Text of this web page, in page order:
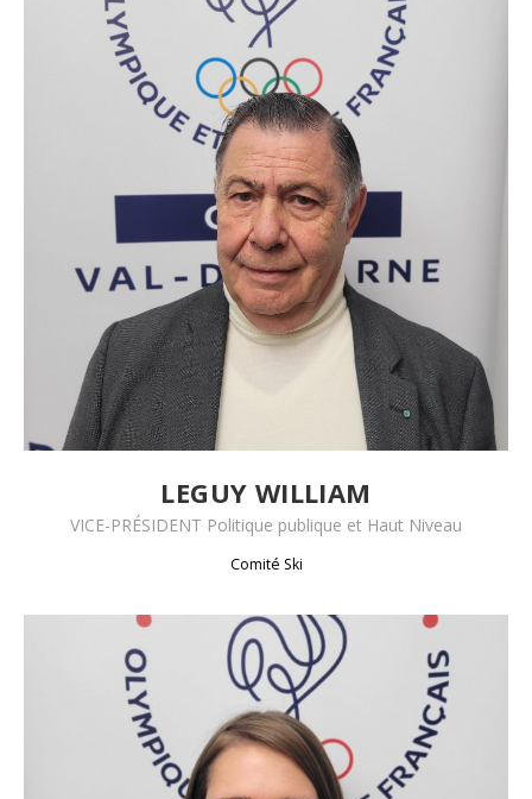
LEGUY WILLIAM
VICE-PRÉSIDENT Politique publique et Haut Niveau
Comité Ski